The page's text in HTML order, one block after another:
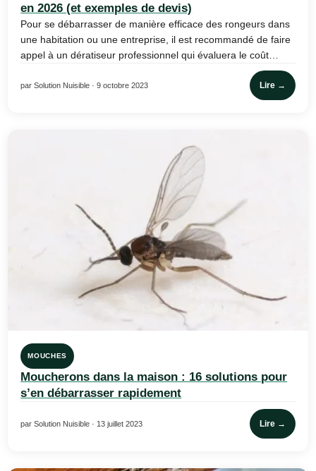
en 2026 (et exemples de devis)
Pour se débarrasser de manière efficace des rongeurs dans
une habitation ou une entreprise, il est recommandé de faire
appel à un dératiseur professionnel qui évaluera le coût…
par Solution Nuisible · 9 octobre 2023 Lire →
MOUCHES
Moucherons dans la maison : 16 solutions pour
s’en débarrasser rapidement
par Solution Nuisible · 13 juillet 2023 Lire →